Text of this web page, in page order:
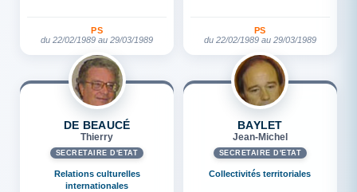
PS
du 22/02/1989 au 29/03/1989
PS
du 22/02/1989 au 29/03/1989
DE BEAUCÉ
Thierry
SECRÉTAIRE D'ETAT
Relations culturelles
internationales
BAYLET
Jean-Michel
SECRÉTAIRE D'ETAT
Collectivités territoriales